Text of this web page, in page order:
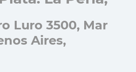
Luro 3500, Mar
Aires,